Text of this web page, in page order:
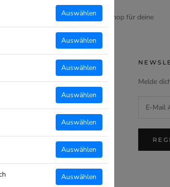
Auswählen
Auswählen
Auswählen
Auswählen
Auswählen
Auswählen
Auswählen
-> Interesse für einen Shop für deine
meld dich einfach bei uns!
Melde